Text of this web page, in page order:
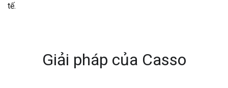
tế.
Giải pháp của Casso